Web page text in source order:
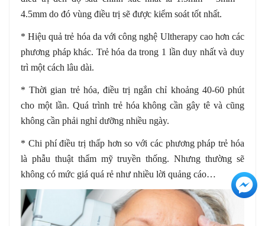
4.5mm do đó vùng điều trị sẽ được kiểm soát tốt nhất.
* Hiệu quả trẻ hóa da với công nghệ Ultherapy cao hơn các
phương pháp khác. Trẻ hóa da trong 1 lần duy nhất và duy
trì một cách lâu dài.
* Thời gian trẻ hóa, điều trị ngắn chỉ khoảng 40-60 phút
cho một lần. Quá trình trẻ hóa không cần gây tê và cũng
không cần phải nghỉ dưỡng nhiều ngày.
* Chi phí điều trị thấp hơn so với các phương pháp trẻ hóa
là phẫu thuật thẩm mỹ truyền thống. Nhưng thường sẽ
không có mức giá quá rẻ như nhiều lời quảng cáo…
+3